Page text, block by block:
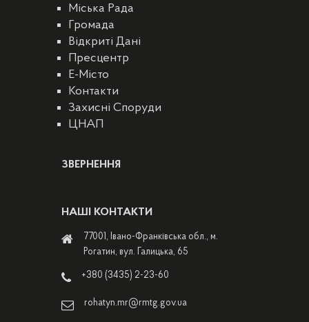
Міська Рада
Громада
Відкриті Дані
Пресцентр
E-Місто
Контакти
Захисні Споруди
ЦНАП
ЗВЕРНЕННЯ
НАШІ КОНТАКТИ
77001, Івано-Франківська обл., м.
Рогатин, вул. Галицька, 65
+380 (3435) 2-23-60
rohatyn.mr@rmtg.gov.ua